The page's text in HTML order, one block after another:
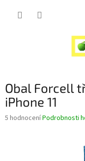
Obal Forcell
iPhone 11
Průměrné
5 hodnoceníPodrobnosti